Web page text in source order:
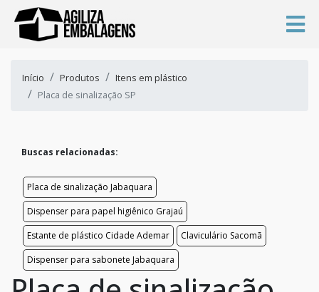
Início Produtos
Itens em plástico
Placa de sinalização SP
Buscas relacionadas:
Placa de sinalização Jabaquara
Dispenser para papel higiênico Grajaú
Estante de plástico Cidade Ademar
Claviculário Sacomã
Dispenser para sabonete Jabaquara